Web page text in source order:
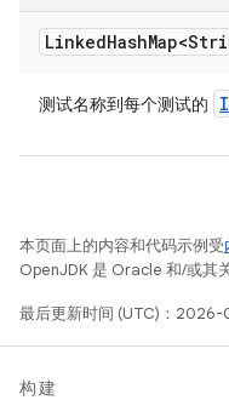
LinkedHash
测试名称到每个测试的
本页面上的内容和代码示例受
OpenJDK 是 Oracle 和/或其
最后更新时间 (UTC)：2026-
构建